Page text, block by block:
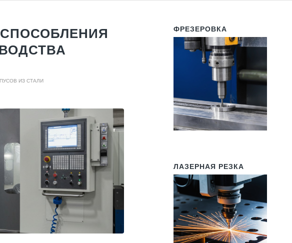
ИЗ СТАЛИ
ФРЕЗЕРОВКА
ЛАЗЕРНАЯ РЕЗКА